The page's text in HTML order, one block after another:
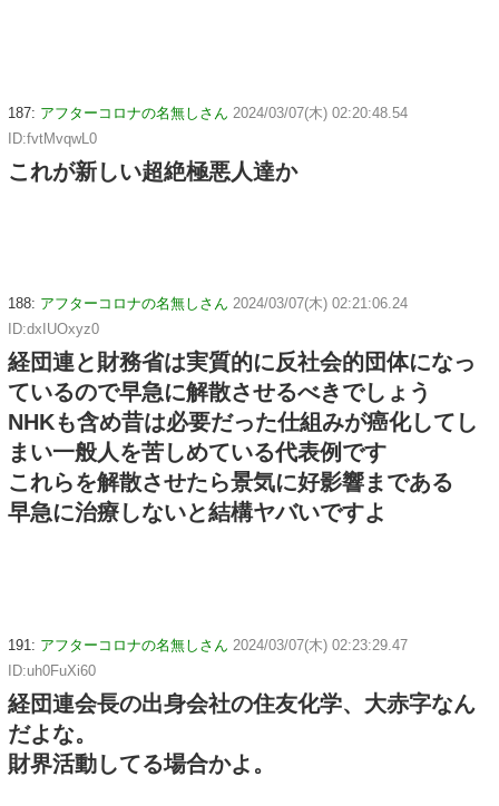
187: アフターコロナの名無しさん 2024/03/07(木) 02:20:48.54
ID:fvtMvqwL0
これが新しい超絶極悪人達か
188: アフターコロナの名無しさん 2024/03/07(木) 02:21:06.24
ID:dxIUOxyz0
経団連と財務省は実質的に反社会的団体になっ
ているので早急に解散させるべきでしょう
NHKも含め昔は必要だった仕組みが癌化してし
まい一般人を苦しめている代表例です
これらを解散させたら景気に好影響まである
早急に治療しないと結構ヤバいですよ
191: アフターコロナの名無しさん 2024/03/07(木) 02:23:29.47
ID:uh0FuXi60
経団連会長の出身会社の住友化学、大赤字なん
だよな。
財界活動してる場合かよ。